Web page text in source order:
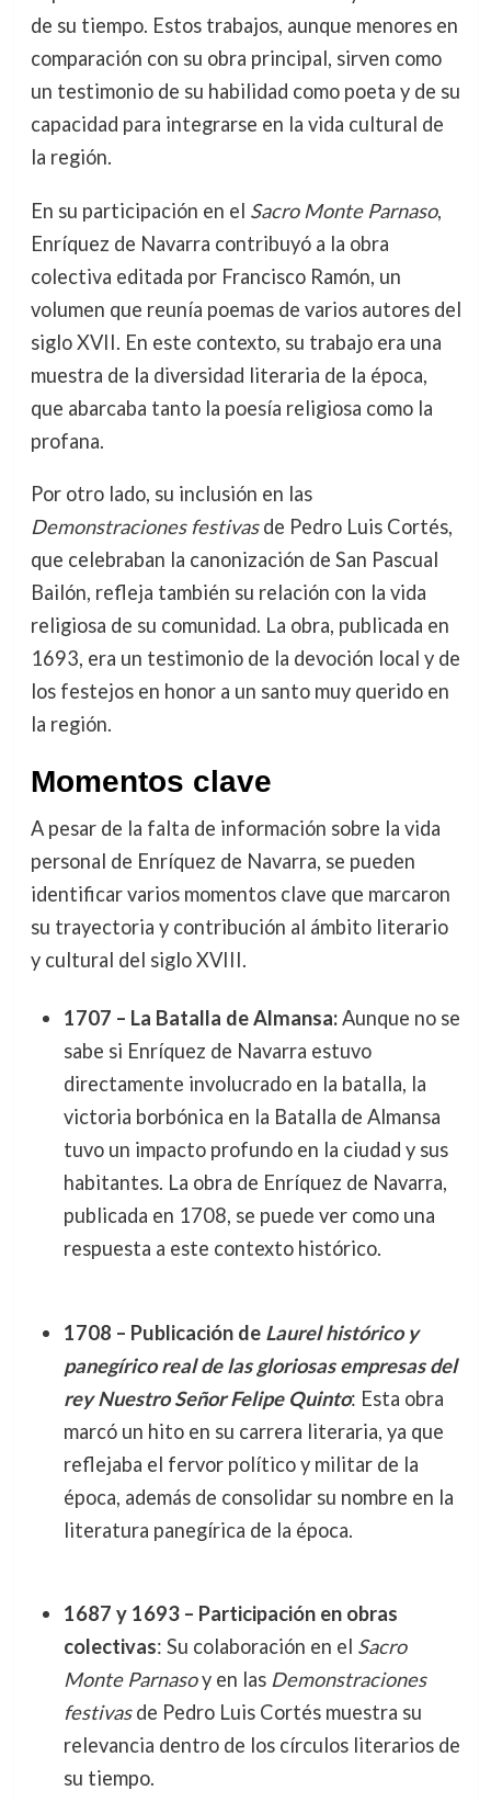
de su tiempo. Estos trabajos, aunque menores en
comparación con su obra principal, sirven como
un testimonio de su habilidad como poeta y de su
capacidad para integrarse en la vida cultural de
la región.
En su participación en el Sacro Monte Parnaso,
Enríquez de Navarra contribuyó a la obra
colectiva editada por Francisco Ramón, un
volumen que reunía poemas de varios autores del
siglo XVII. En este contexto, su trabajo era una
muestra de la diversidad literaria de la época,
que abarcaba tanto la poesía religiosa como la
profana.
Por otro lado, su inclusión en las
Demonstraciones festivasde Pedro Luis Cortés,
que celebraban la canonización de San Pascual
Bailón, refleja también su relación con la vida
religiosa de su comunidad. La obra, publicada en
1693, era un testimonio de la devoción local y de
los festejos en honor a un santo muy querido en
la región.
Momentos clave
A pesar de la falta de información sobre la vida
personal de Enríquez de Navarra, se pueden
identificar varios momentos clave que marcaron
su trayectoria y contribución al ámbito literario
y cultural del siglo XVIII.
1707 – La Batalla de Almansa:Aunque no se
sabe si Enríquez de Navarra estuvo
directamente involucrado en la batalla, la
victoria borbónica en la Batalla de Almansa
tuvo un impacto profundo en la ciudad y sus
habitantes. La obra de Enríquez de Navarra,
publicada en 1708, se puede ver como una
respuesta a este contexto histórico.
1708 – Publicación de Laurel histórico y
panegírico real de las gloriosas empresas del
rey Nuestro Señor Felipe Quinto: Esta obra
marcó un hito en su carrera literaria, ya que
reflejaba el fervor político y militar de la
época, además de consolidar su nombre en la
literatura panegírica de la época.
1687 y 1693 – Participación en obras
colectivas: Su colaboración en el Sacro
Monte Parnasoy en las Demonstraciones
festivasde Pedro Luis Cortés muestra su
relevancia dentro de los círculos literarios de
su tiempo.